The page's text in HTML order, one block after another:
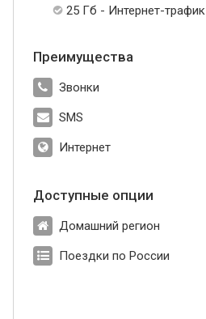
25 Гб - Интернет-трафик
Преимущества
Звонки
SMS
Интернет
Доступные опции
Домашний регион
Поездки по России